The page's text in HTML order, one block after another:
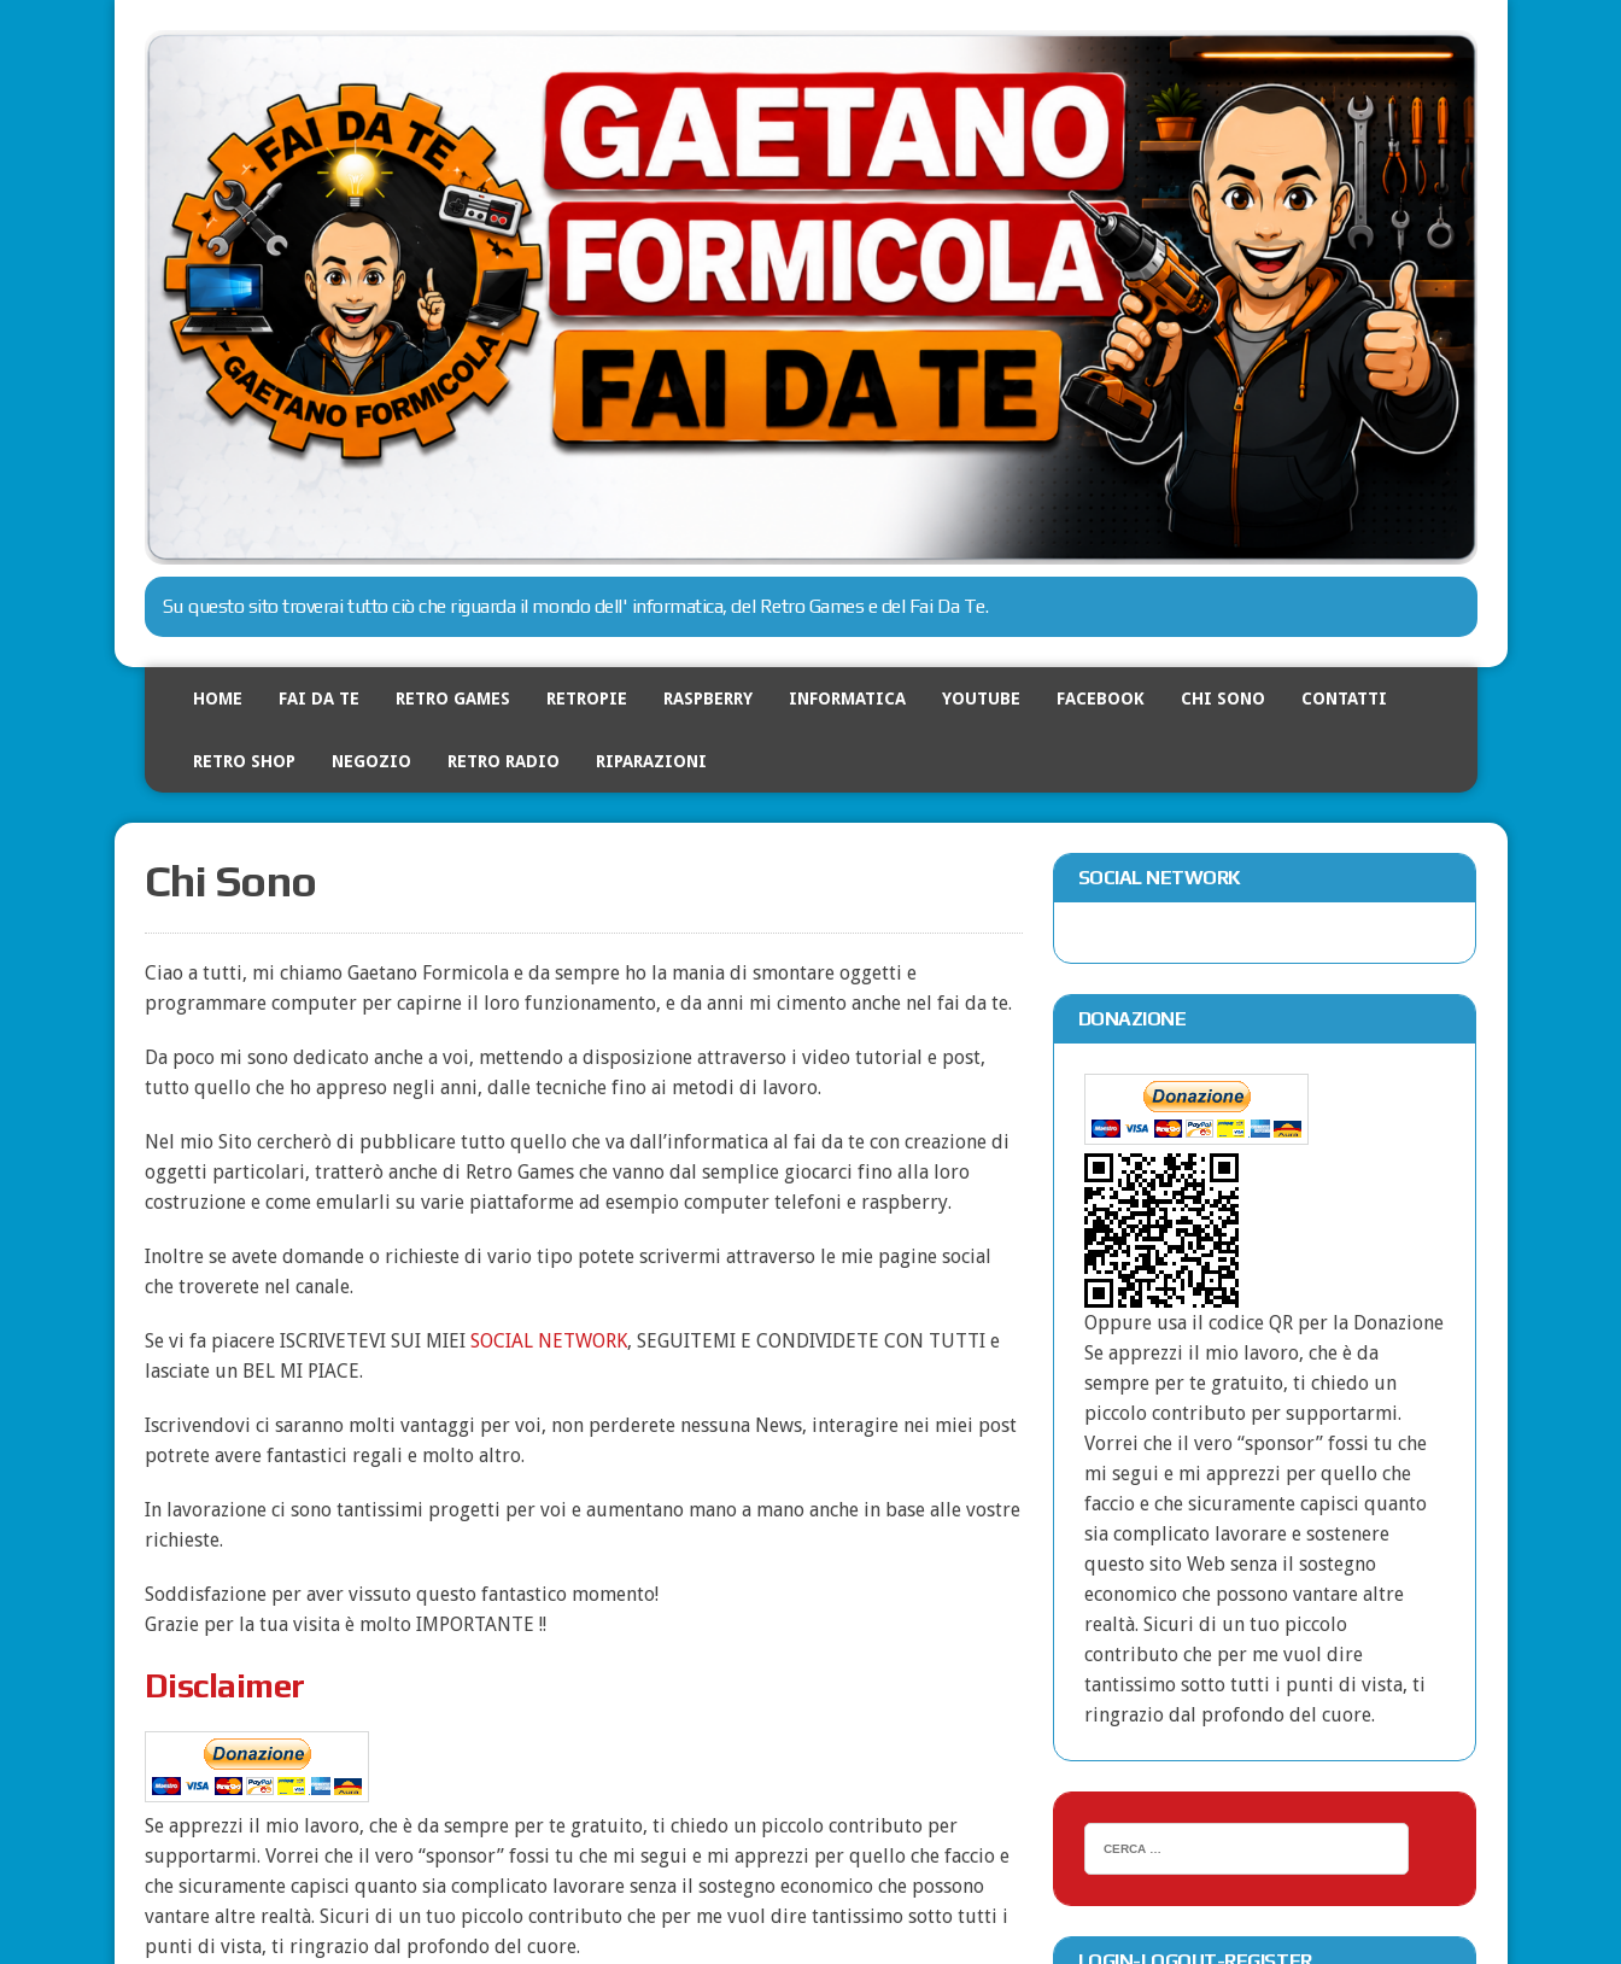
Su questo sito troverai tutto ciò che riguarda il mondo dell' informatica, del Retro Games e del Fai Da Te.
HOME FAI DA TE RETRO GAMES RETROPIE RASPBERRY INFORMATICA YOUTUBE FACEBOOK CHI SONO CONTATTI
RETRO SHOP NEGOZIO RETRO RADIO RIPARAZIONI
Chi Sono
Ciao a tutti, mi chiamo Gaetano Formicola e da sempre ho la mania di smontare oggetti e
programmare computer per capirne il loro funzionamento, e da anni mi cimento anche nel fai da te.
Da poco mi sono dedicato anche a voi, mettendo a disposizione attraverso i video tutorial e post,
tutto quello che ho appreso negli anni, dalle tecniche fino ai metodi di lavoro.
Nel mio Sito cercherò di pubblicare tutto quello che va dall’informatica al fai da te con creazione di
oggetti particolari, tratterò anche di Retro Games che vanno dal semplice giocarci fino alla loro
costruzione e come emularli su varie piattaforme ad esempio computer telefoni e raspberry.
Inoltre se avete domande o richieste di vario tipo potete scrivermi attraverso le mie pagine social
che troverete nel canale.
Se vi fa piacere ISCRIVETEVI SUI MIEI SOCIAL NETWORK, SEGUITEMI E CONDIVIDETE CON TUTTI e
lasciate un BEL MI PIACE.
Iscrivendovi ci saranno molti vantaggi per voi, non perderete nessuna News, interagire nei miei post
potrete avere fantastici regali e molto altro.
In lavorazione ci sono tantissimi progetti per voi e aumentano mano a mano anche in base alle vostre
richieste.
Soddisfazione per aver vissuto questo fantastico momento!
Grazie per la tua visita è molto IMPORTANTE !!
Disclaimer
Se apprezzi il mio lavoro, che è da sempre per te gratuito, ti chiedo un piccolo contributo per
supportarmi. Vorrei che il vero “sponsor” fossi tu che mi segui e mi apprezzi per quello che faccio e
che sicuramente capisci quanto sia complicato lavorare senza il sostegno economico che possono
vantare altre realtà. Sicuri di un tuo piccolo contributo che per me vuol dire tantissimo sotto tutti i
punti di vista, ti ringrazio dal profondo del cuore.
SOCIAL NETWORK
DONAZIONE
Oppure usa il codice QR per la Donazione
Se apprezzi il mio lavoro, che è da
sempre per te gratuito, ti chiedo un
piccolo contributo per supportarmi.
Vorrei che il vero “sponsor” fossi tu che
mi segui e mi apprezzi per quello che
faccio e che sicuramente capisci quanto
sia complicato lavorare e sostenere
questo sito Web senza il sostegno
economico che possono vantare altre
realtà. Sicuri di un tuo piccolo
contributo che per me vuol dire
tantissimo sotto tutti i punti di vista, ti
ringrazio dal profondo del cuore.